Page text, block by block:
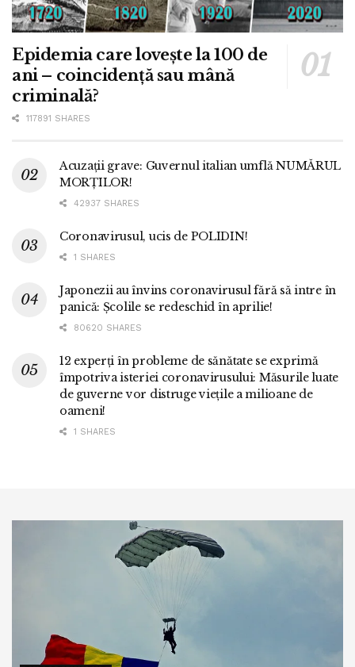
Epidemia care lovește la 100 de
ani – coincidență sau mână
criminală?
117891 SHARES
Acuzații grave: Guvernul italian umflă NUMĂRUL
MORȚILOR!
42937 SHARES
Coronavirusul, ucis de POLIDIN!
1 SHARES
Japonezii au învins coronavirusul fără să intre în
panică: Școlile se redeschid în aprilie!
80620 SHARES
12 experți în probleme de sănătate se exprimă
împotriva isteriei coronavirusului: Măsurile luate
de guverne vor distruge viețile a milioane de
oameni!
1 SHARES